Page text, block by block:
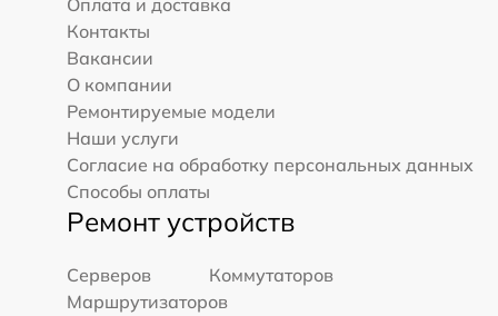
Оплата и доставка
Контакты
Вакансии
О компании
Ремонтируемые модели
Наши услуги
Согласие на обработку персональных данных
Способы оплаты
Ремонт устройств
Серверов
Коммутаторов
Маршрутизаторов